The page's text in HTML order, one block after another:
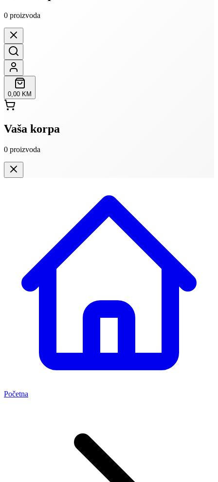
0 proizvoda
0,00 KM
Vaša korpa
0 proizvoda
Početna